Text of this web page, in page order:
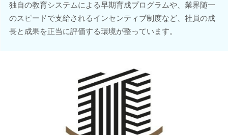
独自の教育システムによる早期育成プログラムや、業界随一
のスピードで支給されるインセンティブ制度など、社員の成
長と成果を正当に評価する環境が整っています。